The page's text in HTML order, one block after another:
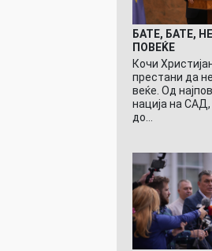
БАТЕ, БАТЕ,
ПОВЕЌЕ
Кочи
престани да
веќе. Од
нација на
до…